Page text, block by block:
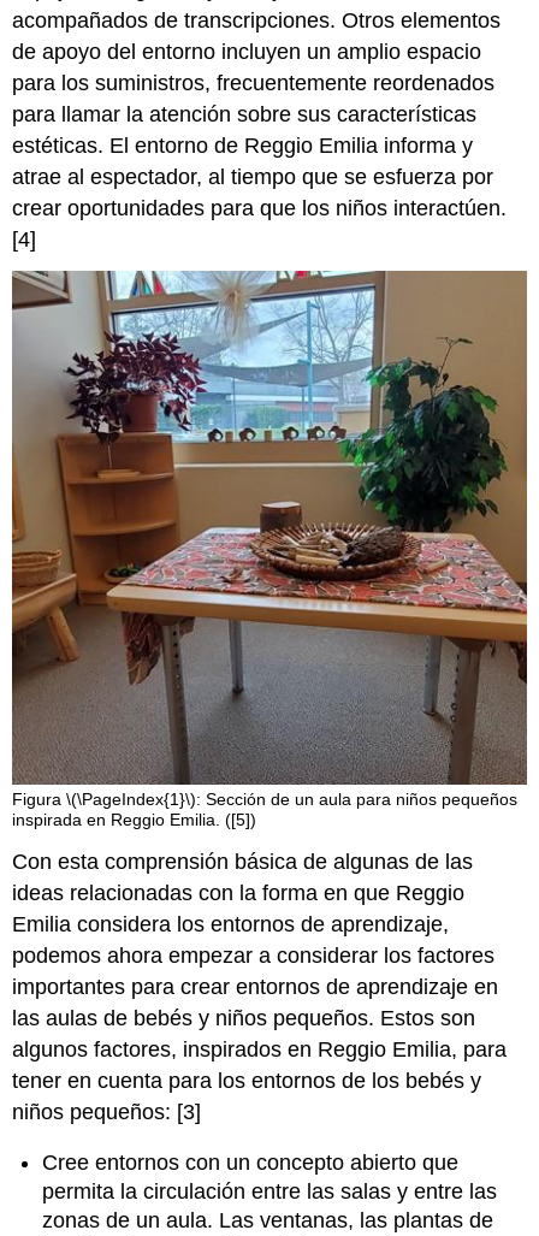
acompañados de transcripciones. Otros elementos
de apoyo del entorno incluyen un amplio espacio
para los suministros, frecuentemente reordenados
para llamar la atención sobre sus características
estéticas. El entorno de Reggio Emilia informa y
atrae al espectador, al tiempo que se esfuerza por
crear oportunidades para que los niños interactúen.
[4]
Figura \(\PageIndex{1}\): Sección de un aula para niños pequeños
inspirada en Reggio Emilia. ([5])
Con esta comprensión básica de algunas de las
ideas relacionadas con la forma en que Reggio
Emilia considera los entornos de aprendizaje,
podemos ahora empezar a considerar los factores
importantes para crear entornos de aprendizaje en
las aulas de bebés y niños pequeños. Estos son
algunos factores, inspirados en Reggio Emilia, para
tener en cuenta para los entornos de los bebés y
niños pequeños: [3]
Cree entornos con un concepto abierto que
permita la circulación entre las salas y entre las
zonas de un aula. Las ventanas, las plantas de